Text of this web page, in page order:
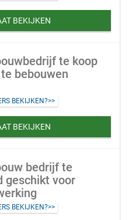
BEKIJKEN
te koop
bebouwen
BEKIJKEN?>>
BEKIJKEN
bedrijf te
geschikt voor
BEKIJKEN?>>